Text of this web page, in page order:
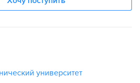
университет